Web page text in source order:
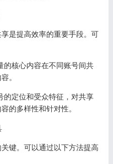
是提高效率的重要手段。可
核心内容在不同账号间共
。
定位和受众特征，对共享
的多样性和针对性。
。可以通过以下方法提高